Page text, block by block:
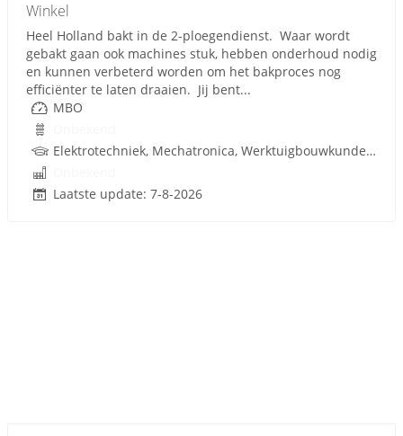
Winkel
Heel Holland bakt in de 2-ploegendienst. Waar wordt
gebakt gaan ook machines stuk, hebben onderhoud nodig
en kunnen verbeterd worden om het bakproces nog
efficiënter te laten draaien. Jij bent...
MBO
Elektrotechniek, Mechatronica, Werktuigbouwkunde, Pneumatiek, Techniek
Laatste update: 7-8-2026